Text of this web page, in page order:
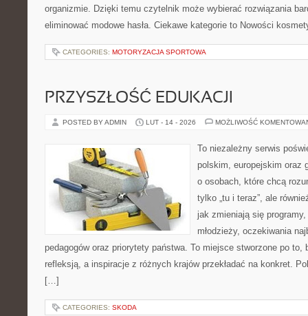
organizmie. Dzięki temu czytelnik może wybierać rozwiązania
eliminować modowe hasła. Ciekawe kategorie to Nowości
CATEGORIES: MOTORYZACJA SPORTOWA
PRZYSZŁOŚĆ EDUKACJI
POSTED BY ADMIN LUT - 14 - 2026 MOŻLIWOŚĆ
To niezależny serwis
polskim, europejskim oraz
o osobach, które chcą
tylko „tu i teraz”, ale
jak zmieniają się
młodzieży, oczekiwania
pedagogów oraz priorytety państwa. To miejsce stworzone po to,
refleksją, a inspiracje z różnych krajów przekładać na konkret.
[…]
CATEGORIES: SKODA